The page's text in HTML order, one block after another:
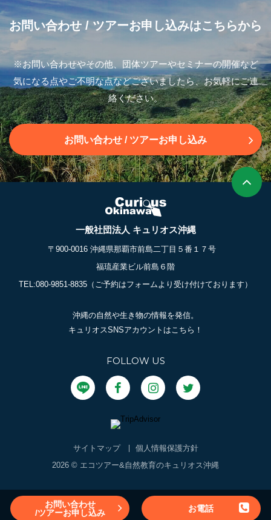
お問い合わせ / ツアーお申し込みはこちらから
※お問い合わせやその他、団体ツアーやセミナーの開催など
気になる点やご不明な点などございましたら、お気軽にご連
絡ください。
お問い合わせ / ツアーお申し込み
一般社団法人 キュリオス沖縄
〒900-0016 沖縄県那覇市前島二丁目５番１７号
福琉産業ビル前島６階
TEL:080-9851-8835 （ご予約はフォームより受け付けております）
沖縄の自然や生き物の情報を発信。
キュリオスSNSアカウントはこちら！
FOLLOW US
サイトマップ
個人情報保護方針
2026 © エコツアー&自然教育のキュリオス沖縄
お問い合わせ
/ツアーお申し込み
お電話